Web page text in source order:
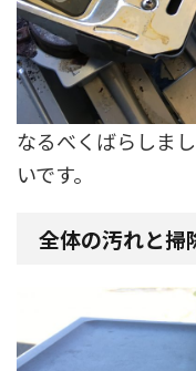
なるべくばらしま
いです。
全体の汚れと掃